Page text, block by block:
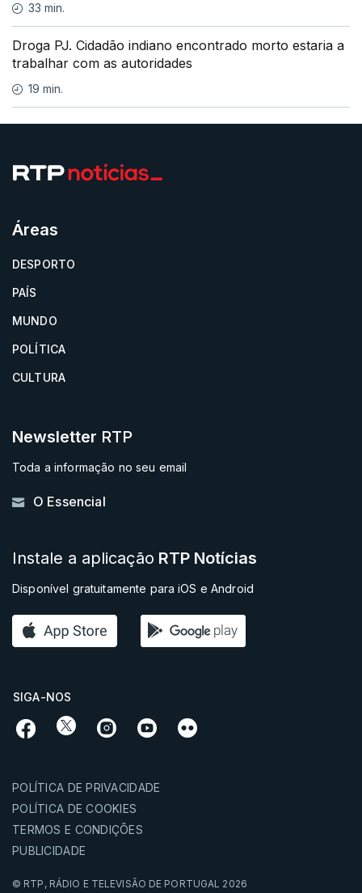
33 min.
Droga PJ. Cidadão indiano encontrado morto estaria a
trabalhar com as autoridades
19 min.
Áreas
DESPORTO
PAÍS
MUNDO
POLÍTICA
CULTURA
Newsletter RTP
Toda a informação no seu email
O Essencial
Instale a aplicação RTP Notícias
Disponível gratuitamente para iOS e Android
SIGA-NOS
POLÍTICA DE PRIVACIDADE
POLÍTICA DE COOKIES
TERMOS E CONDIÇÕES
PUBLICIDADE
© RTP, RÁDIO E TELEVISÃO DE PORTUGAL 2026